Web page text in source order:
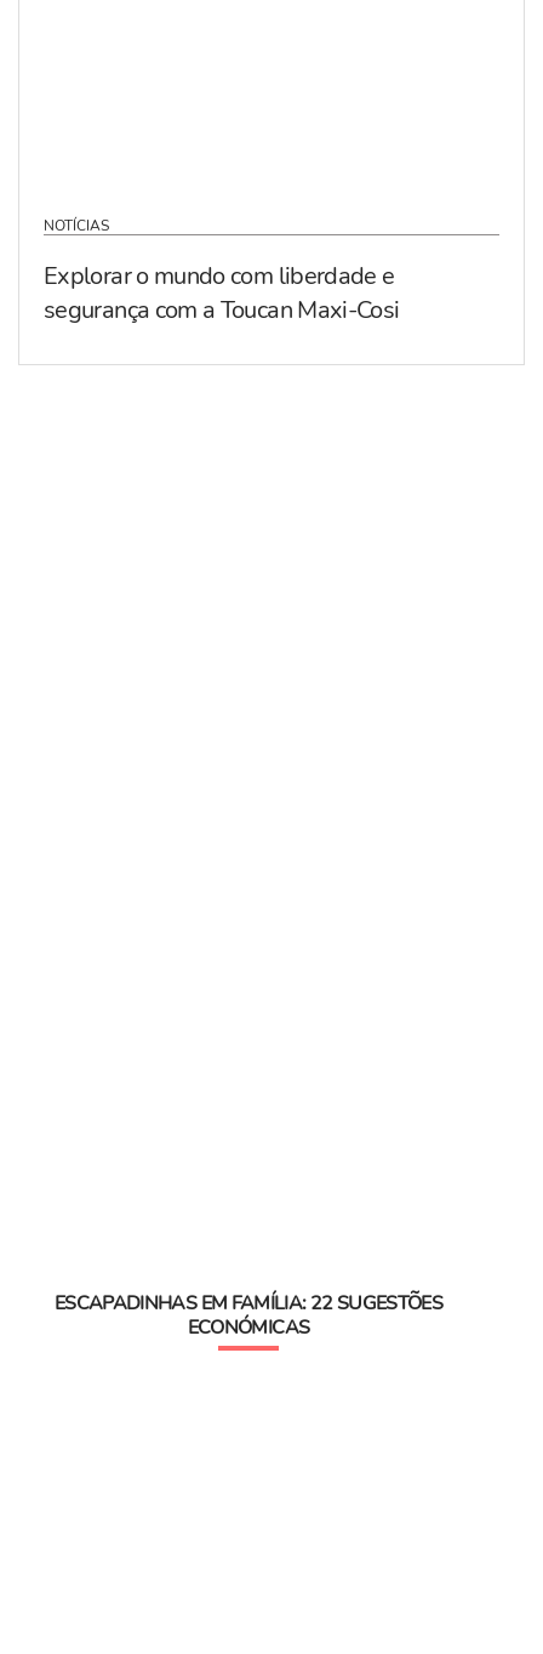
NOTÍCIAS
Explorar o mundo com liberdade e
segurança com a Toucan Maxi-Cosi
ESCAPADINHAS EM FAMÍLIA: 22 SUGESTÕES
ECONÓMICAS